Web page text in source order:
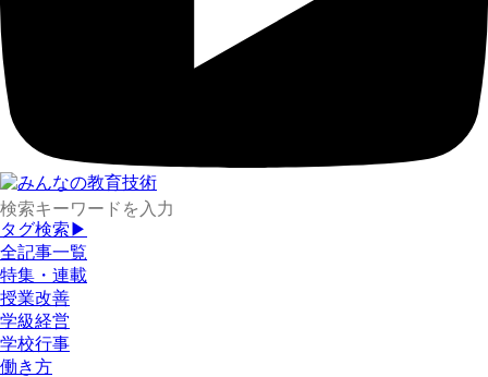
タグ検索▶
全記事一覧
特集・連載
授業改善
学級経営
学校行事
働き方